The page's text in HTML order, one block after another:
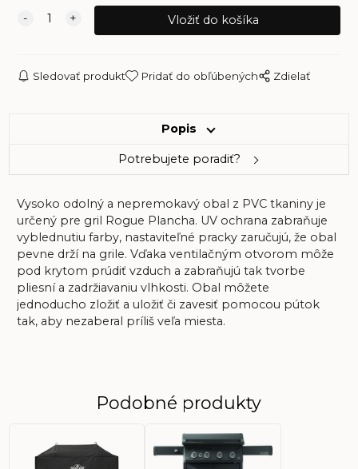
Sledovať produkt Pridať do obľúbených Zdielať
Popis
Potrebujete poradiť?
Vysoko odolný a nepremokavý obal z PVC tkaniny je
určený pre gril Rogue Plancha. UV ochrana zabraňuje
vyblednutiu farby, nastaviteľné pracky zaručujú, že obal
pevne drží na grile. Vďaka ventilačným otvorom môže
pod krytom prúdiť vzduch a zabraňujú tak tvorbe
pliesní a zadržiavaniu vlhkosti. Obal môžete
jednoducho zložiť a uložiť či zavesiť pomocou pútok
tak, aby nezaberal príliš veľa miesta.
Podobné produkty